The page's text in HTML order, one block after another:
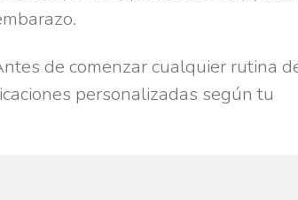
de comenzar cualquier rutina
personalizadas según tu